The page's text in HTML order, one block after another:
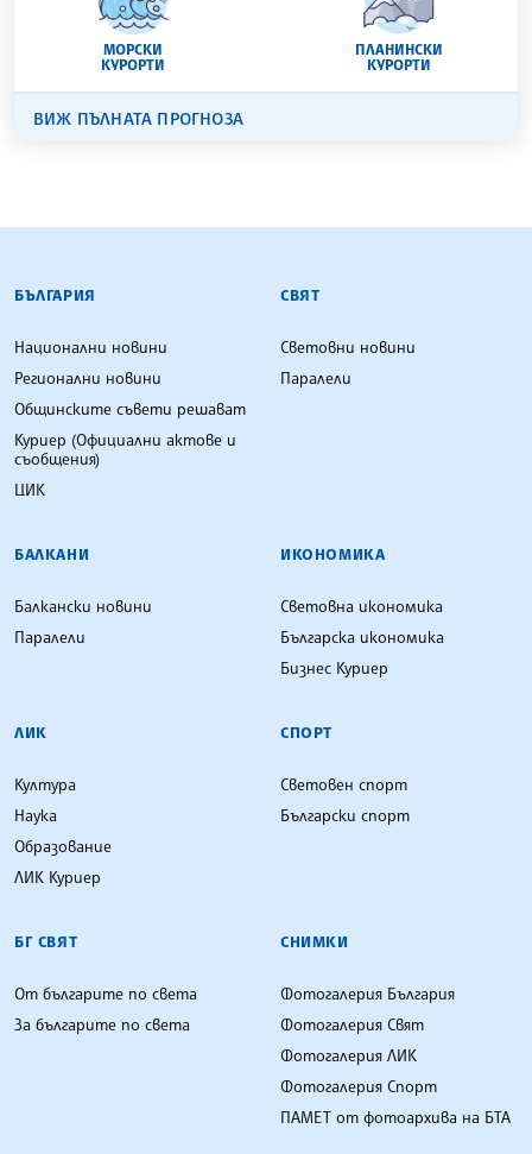
МОРСКИ
КУРОРТИ
ПЛАНИНСКИ
КУРОРТИ
ВИЖ ПЪЛНАТА ПРОГНОЗА
БЪЛГАРСКА ТЕЛЕГРАФНА АГЕНЦИЯ
БЪЛГАРИЯ
Национални новини
Регионални новини
Общинските съвети решават
Куриер (Официални актове и
съобщения)
ЦИК
СВЯТ
Световни новини
Паралели
БАЛКАНИ
Балкански новини
Паралели
ИКОНОМИКА
Световна икономика
Българска икономика
Бизнес Куриер
ЛИК
Култура
Наука
Образование
ЛИК Куриер
СПОРТ
Световен спорт
Български спорт
БГ СВЯТ
От българите по света
За българите по света
СНИМКИ
Фотогалерия България
Фотогалерия Свят
Фотогалерия ЛИК
Фотогалерия Спорт
ПАМЕТ от фотоархива на БТА